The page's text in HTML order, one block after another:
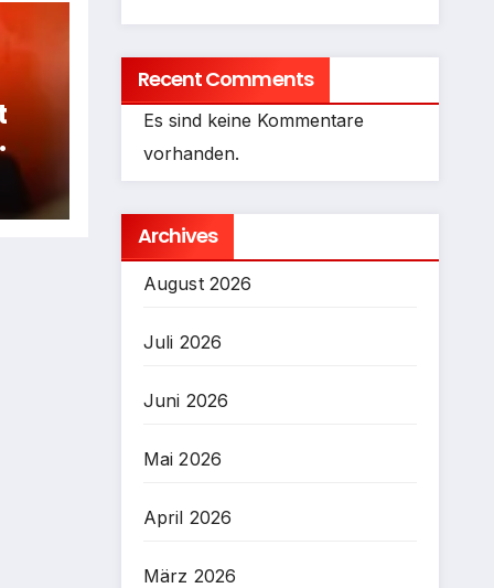
Recent Comments
Es sind keine Kommentare
vorhanden.
Archives
August 2026
Juli 2026
Juni 2026
Mai 2026
April 2026
März 2026